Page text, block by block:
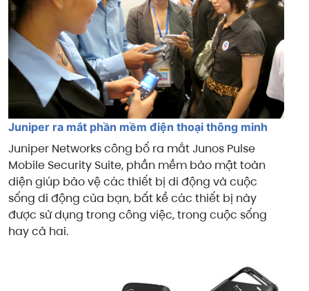
Juniper ra mắt phần mềm điện thoại thông minh
Juniper Networks công bố ra mắt Junos Pulse
Mobile Security Suite, phần mềm bảo mật toàn
diện giúp bảo vệ các thiết bị di động và cuộc
sống di động của bạn, bất kể các thiết bị này
được sử dụng trong công việc, trong cuộc sống
hay cả hai.